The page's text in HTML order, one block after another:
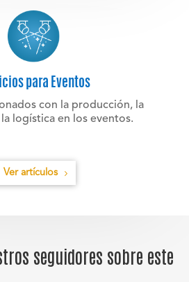
para Eventos
con la producción, la
logística en los eventos.
Ver artículos
seguidores sobre este